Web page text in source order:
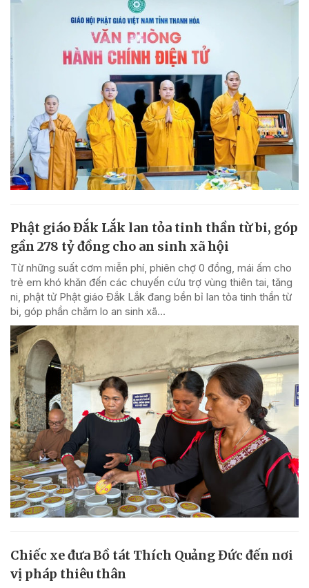
Phật giáo Đắk Lắk lan tỏa tinh thần từ bi, góp
gần 278 tỷ đồng cho an sinh xã hội
Từ những suất cơm miễn phí, phiên chợ 0 đồng, mái ấm cho
trẻ em khó khăn đến các chuyến cứu trợ vùng thiên tai, tăng
ni, phật tử Phật giáo Đắk Lắk đang bền bỉ lan tỏa tinh thần từ
bi, góp phần chăm lo an sinh xã...
Chiếc xe đưa Bồ tát Thích Quảng Đức đến nơi
vị pháp thiêu thân